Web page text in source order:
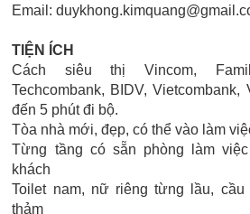
Email:
TIỆN ÍCH
Cách siêu thị Vincom,
Techcombank, BIDV,
đến 5 phút đi bộ.
Tòa nhà mới, đẹp, có thể vào làm
Từng tầng có sẵn phòng làm
khách
Toilet nam, nữ riêng từng lầu,
thảm